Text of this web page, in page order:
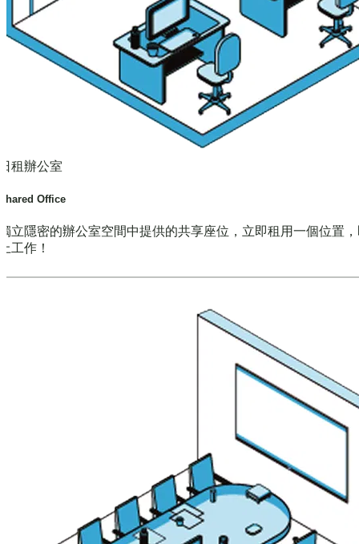
租辦公室
Office
立隱密的辦公室空間中提供的共享座位，立即租用一個位置
工作！